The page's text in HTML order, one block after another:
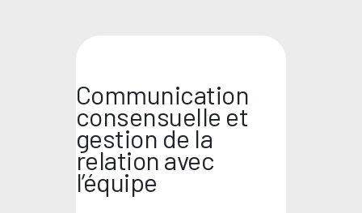
Communication
consensuelle et
gestion de la
relation avec
l’équipe